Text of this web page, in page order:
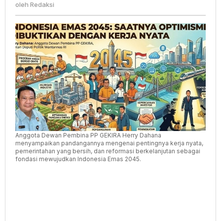
dengan
Kerja
Nyata
dan
Tata
Kelola
yang
Bersih
oleh Redaksi
Anggota Dewan Pembina PP GEKIRA Herry Dahana
menyampaikan pandangannya mengenai pentingnya kerja nyata,
pemerintahan yang bersih, dan reformasi berkelanjutan sebagai
fondasi mewujudkan Indonesia Emas 2045.